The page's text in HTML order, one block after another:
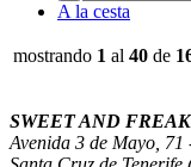
A la cesta
mostrando 1 al 40 de
SWEET AND
Avenida 3 de Mayo, 71